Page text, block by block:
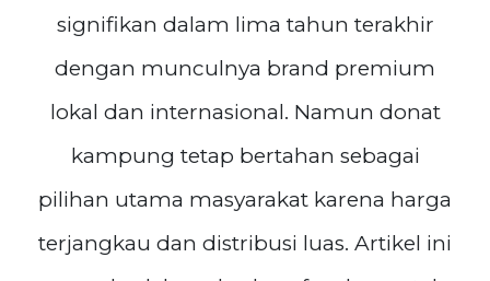
signifikan dalam lima tahun terakhir
dengan munculnya brand premium
lokal dan internasional. Namun donat
kampung tetap bertahan sebagai
pilihan utama masyarakat karena harga
terjangkau dan distribusi luas. Artikel ini